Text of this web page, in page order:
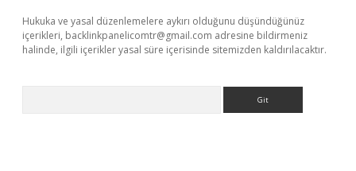
Hukuka ve yasal düzenlemelere aykırı olduğunu düşündüğünüz
içerikleri, backlinkpanelicomtr@gmail.com adresine bildirmeniz
halinde, ilgili içerikler yasal süre içerisinde sitemizden kaldırılacaktır.